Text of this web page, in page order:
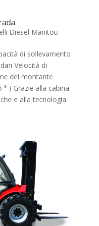
Diesel Manitou
di sollevamento
Velocità di
del montante
) Grazie alla cabina
e alla tecnologia